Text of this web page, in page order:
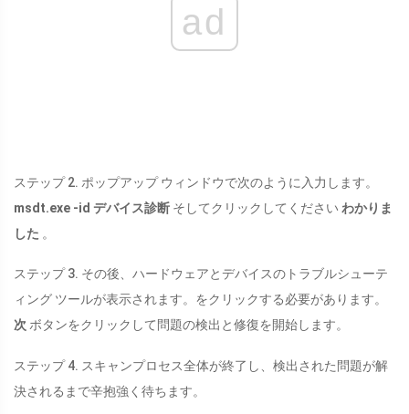
ad
ステップ 2. ポップアップ ウィンドウで次のように入力します。
msdt.exe -id デバイス診断 そしてクリックしてください わかりま
した 。
ステップ 3. その後、ハードウェアとデバイスのトラブルシューテ
ィング ツールが表示されます。をクリックする必要があります。
次 ボタンをクリックして問題の検出と修復を開始します。
ステップ 4. スキャンプロセス全体が終了し、検出された問題が解
決されるまで辛抱強く待ちます。